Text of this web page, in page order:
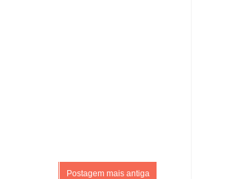
Postagem mais antiga